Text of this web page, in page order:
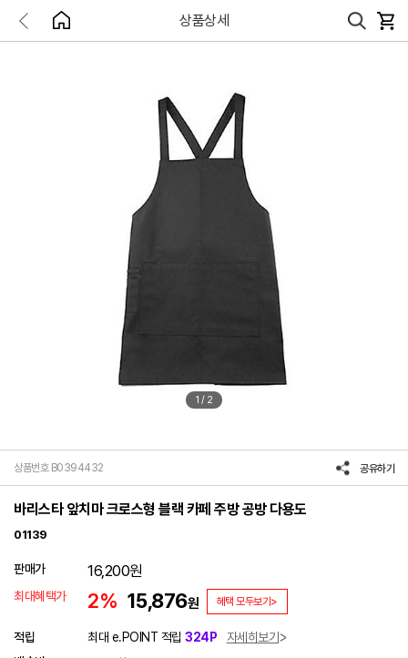
상품상세
1 / 2
상품번호 B0394432 공유하기
바리스타 앞치마 크로스형 블랙 카페 주방 공방 다용도
01139
판매가 16,200원
최대혜택가 2% 15,876원 혜택 모두보기>
적립 최대 e.POINT 적립 324P
자세히보기